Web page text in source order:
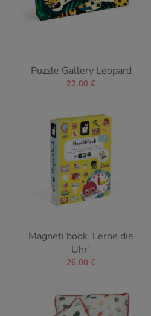
Puzzle Gallery Leopard
22,00€
Magneti’book ‘Lerne die
Uhr’
26,00€